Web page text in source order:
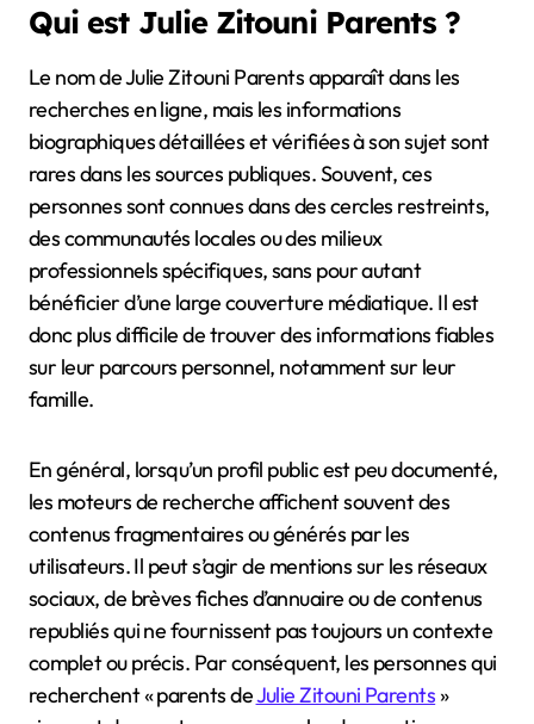
Qui est Julie Zitouni Parents ?
Le nom de Julie Zitouni Parents apparaît dans les
recherches en ligne, mais les informations
biographiques détaillées et vérifiées à son sujet sont
rares dans les sources publiques. Souvent, ces
personnes sont connues dans des cercles restreints,
des communautés locales ou des milieux
professionnels spécifiques, sans pour autant
bénéficier d’une large couverture médiatique. Il est
donc plus difficile de trouver des informations fiables
sur leur parcours personnel, notamment sur leur
famille.
En général, lorsqu’un profil public est peu documenté,
les moteurs de recherche affichent souvent des
contenus fragmentaires ou générés par les
utilisateurs. Il peut s’agir de mentions sur les réseaux
sociaux, de brèves fiches d’annuaire ou de contenus
republiés qui ne fournissent pas toujours un contexte
complet ou précis. Par conséquent, les personnes qui
recherchent « parents deJulie Zitouni Parents »